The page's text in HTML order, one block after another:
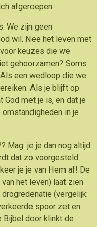
afgeroepen.
We zijn geen
wil. Nee het leven met
keuzes die we
gehoorzamen? Soms
een wedloop die we
Als je blijft op
God met je is, en dat je
in je
Mag je je dan nog altijd
dat zo voorgesteld:
je je van Hem af! De
het leven) laat zien
(vergelijk:
spoor zet en
Bijbel door klinkt de